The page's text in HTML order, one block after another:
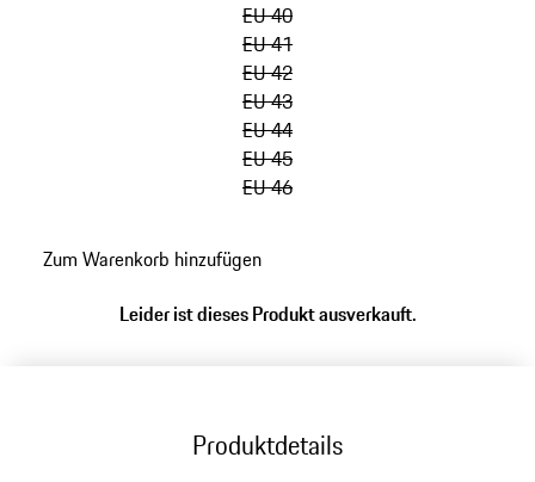
EU 40
EU 41
EU 42
EU 43
EU 44
EU 45
EU 46
zu
Zum Warenkorb hinzufügen
Leider ist dieses Produkt ausverkauft.
Produktdetails